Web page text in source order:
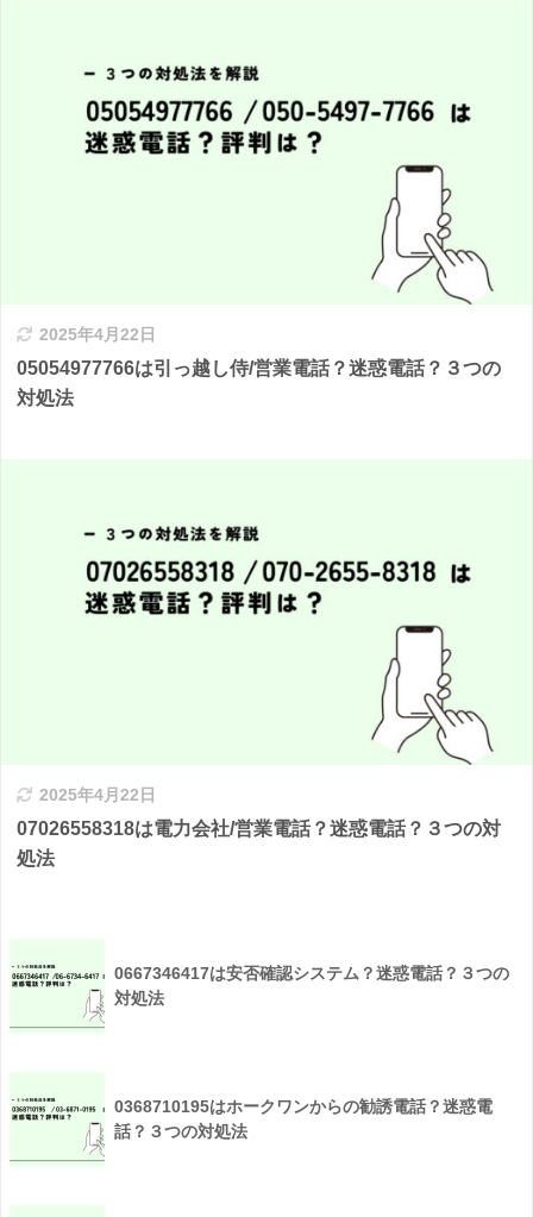
2025年4月22日
05054977766は引っ越し侍/営業電話？迷惑電話？３つの
対処法
2025年4月22日
07026558318は電力会社/営業電話？迷惑電話？３つの対
処法
0667346417は安否確認システム？迷惑電話？３つの
対処法
0368710195はホークワンからの勧誘電話？迷惑電
話？３つの対処法